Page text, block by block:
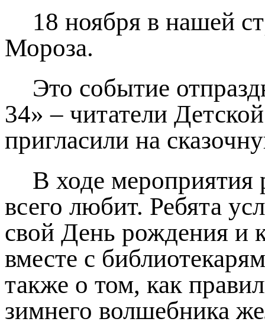
18 ноября в нашей
Мороза.
Это событие
34» – читатели
пригласили на
В ходе мероприятия
всего любит. Ребята
свой День рождения и
вместе с
также о том, как
зимнего волшебника